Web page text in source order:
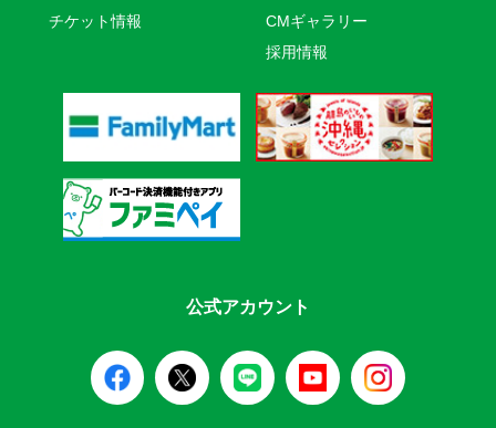
チケット情報
CMギャラリー
採用情報
公式アカウント